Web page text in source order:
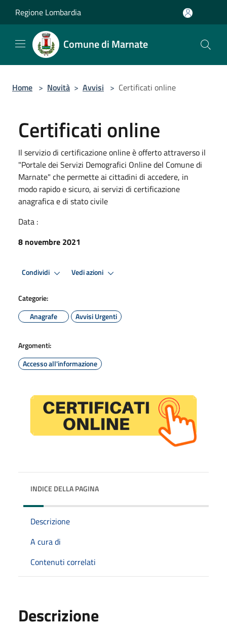
Regione Lombardia
Comune di Marnate
Home > Novità > Avvisi > Certificati online
Certificati online
Il servizio di certificazione online è offerto attraverso il
"Portale dei Servizi Demografici Online del Comune di
Marnate" che permette ai cittadini di accedere, in
modo rapido e sicuro, ai servizi di certificazione
anagrafica e di stato civile
Data :
8 novembre 2021
Condividi Vedi azioni
Categorie:
Anagrafe
Avvisi Urgenti
Argomenti:
Accesso all'informazione
INDICE DELLA PAGINA
Descrizione
A cura di
Contenuti correlati
Descrizione